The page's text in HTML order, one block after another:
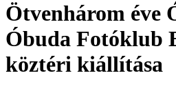
Ötvenhárom éve
Óbuda Fotóklub
köztéri kiállítása